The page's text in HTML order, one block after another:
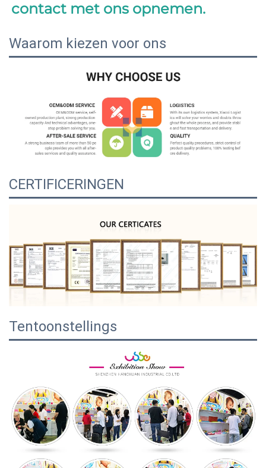
contact met ons opnemen.
Waarom kiezen voor ons
CERTIFICERINGEN
Tentoonstellings